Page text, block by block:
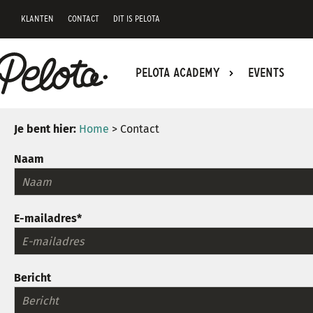
KLANTEN CONTACT DIT IS PELOTA
PELOTA ACADEMY EVENTS
Je bent hier: Home > Contact
Naam
E-mailadres*
Bericht